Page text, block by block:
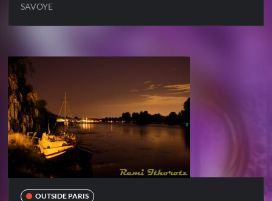
SAVOYE
OUTSIDE PARIS